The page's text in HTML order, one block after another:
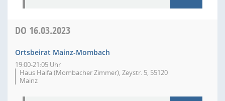
DO 16.03.2023
Ortsbeirat Mainz-Mombach
19:00-21:05 Uhr
Haus Haifa (Mombacher Zimmer), Zeystr. 5, 55120
Mainz